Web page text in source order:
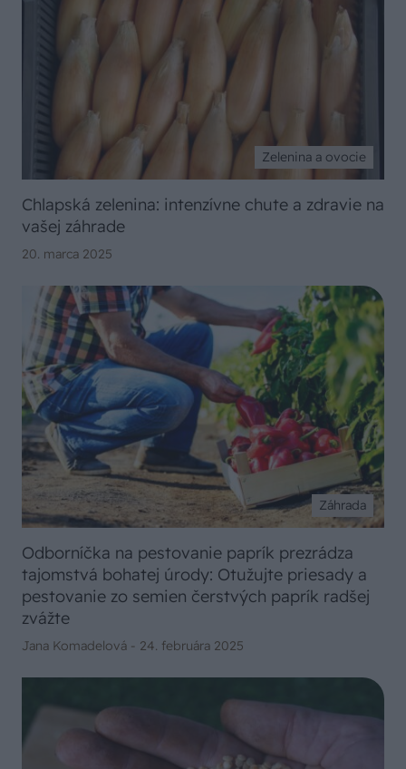
Zelenina a ovocie
Chlapská zelenina: intenzívne chute a zdravie na
vašej záhrade
20. marca 2025
Záhrada
Odborníčka na pestovanie paprík prezrádza
tajomstvá bohatej úrody: Otužujte priesady a
pestovanie zo semien čerstvých paprík radšej
zvážte
Jana Komadelová - 24. februára 2025